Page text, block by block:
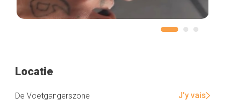
Locatie
De Voetgangerszone J'y vais